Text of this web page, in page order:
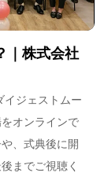
｜株式会社
イジェストムー
オンラインで
、式典後に開
までご視聴く